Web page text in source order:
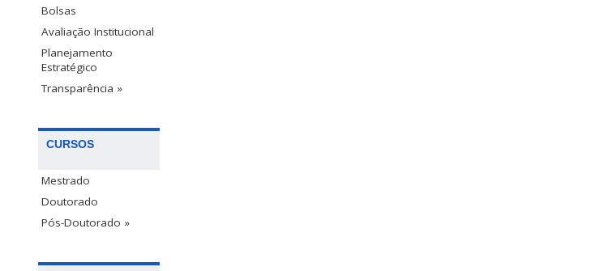
Bolsas
Avaliação Institucional
Planejamento
Estratégico
Transparência »
CURSOS
Mestrado
Doutorado
Pós-Doutorado »